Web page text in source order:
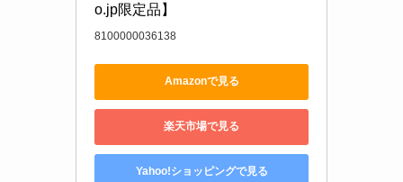
o.jp限定品】
8100000036138
Amazonで見る
楽天市場で見る
Yahoo!ショッピングで見る